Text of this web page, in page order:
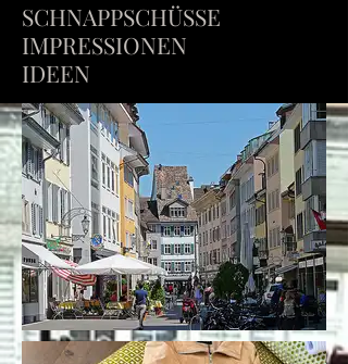
SCHNAPPSCHÜSSE
IMPRESSIONEN
IDEEN